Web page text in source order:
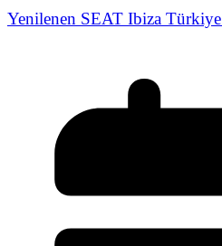
Yenilenen SEAT Ibiza